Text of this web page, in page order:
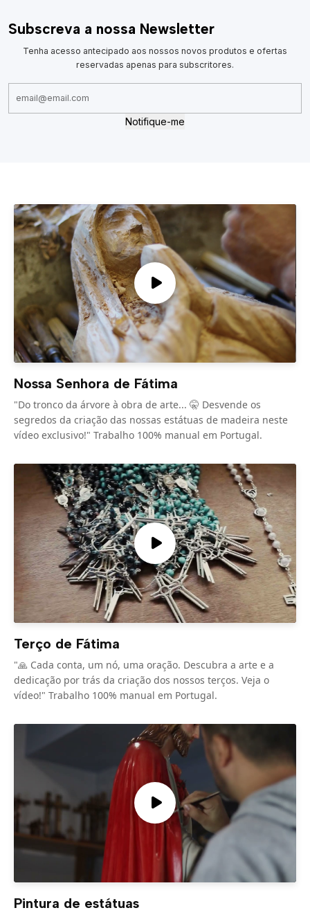
Subscreva a nossa Newsletter
Tenha acesso antecipado aos nossos novos produtos e ofertas
reservadas apenas para subscritores.
Notifique-me
Nossa Senhora de Fátima
"Do tronco da árvore à obra de arte... 🤫 Desvende os
segredos da criação das nossas estátuas de madeira neste
vídeo exclusivo!" Trabalho 100% manual em Portugal.
Terço de Fátima
"🙏 Cada conta, um nó, uma oração. Descubra a arte e a
dedicação por trás da criação dos nossos terços. Veja o
vídeo!" Trabalho 100% manual em Portugal.
Pintura de estátuas